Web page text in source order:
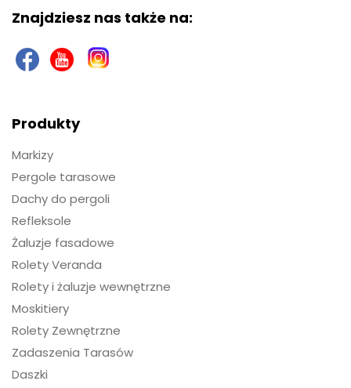
Znajdziesz nas także na:
Produkty
Markizy
Pergole tarasowe
Dachy do pergoli
Refleksole
Żaluzje fasadowe
Rolety Veranda
Rolety i żaluzje wewnętrzne
Moskitiery
Rolety Zewnętrzne
Zadaszenia Tarasów
Daszki